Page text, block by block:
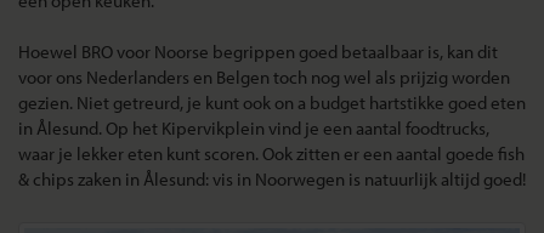
Hoewel BRO voor Noorse begrippen goed betaalbaar is, kan dit
voor ons Nederlanders en Belgen toch nog wel als prijzig worden
gezien. Niet getreurd, je kunt ook on a budget hartstikke goed eten
in Ålesund. Op het Kipervikplein vind je een aantal foodtrucks,
waar je lekker eten kunt scoren. Ook zitten er een aantal goede fish
& chips zaken in Ålesund: vis in Noorwegen is natuurlijk altijd goed!